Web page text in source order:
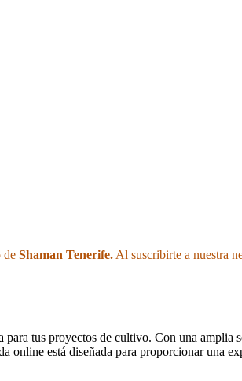
de Shaman Tenerife. Al suscribirte a nuestra
para tus proyectos de cultivo. Con una amplia
online está diseñada para proporcionar una